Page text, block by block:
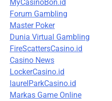
MyCasinoBon.id
Forum Gambling
Master Poker
Dunia Virtual Gambling
FireScattersCasino.id
Casino News
LockerCasino.id
laurelParkCasino.id
Markas Game Online